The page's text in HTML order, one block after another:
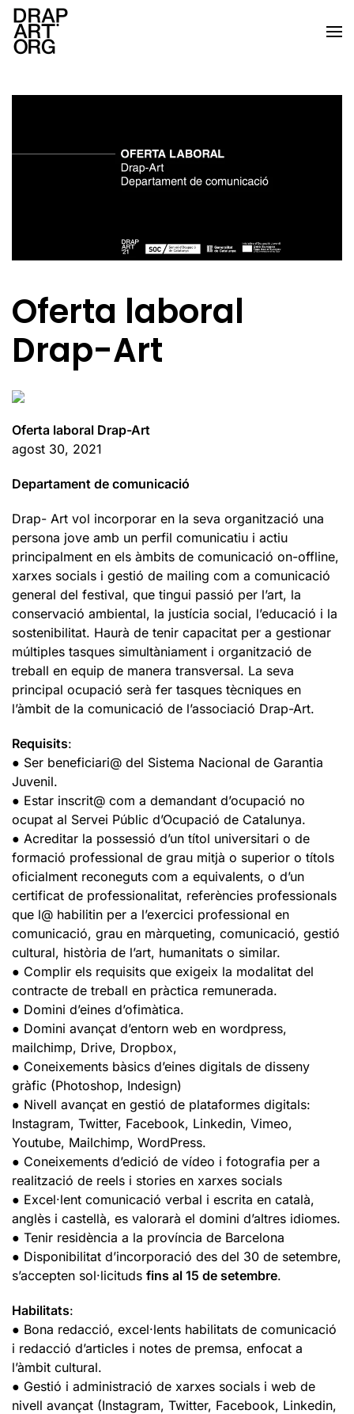
Ir al contenido principal
Oferta laboral
Drap-Art
Oferta laboral Drap-Art
agost 30, 2021
Departament de comunicació
Drap- Art vol incorporar en la seva organització una
persona jove amb un perfil comunicatiu i actiu
principalment en els àmbits de comunicació on-offline,
xarxes socials i gestió de mailing com a comunicació
general del festival, que tingui passió per l’art, la
conservació ambiental, la justícia social, l’educació i la
sostenibilitat. Haurà de tenir capacitat per a gestionar
múltiples tasques simultàniament i organització de
treball en equip de manera transversal. La seva
principal ocupació serà fer tasques tècniques en
l’àmbit de la comunicació de l’associació Drap-Art.
Requisits:
● Ser beneficiari@ del Sistema Nacional de Garantia
Juvenil.
● Estar inscrit@ com a demandant d’ocupació no
ocupat al Servei Públic d’Ocupació de Catalunya.
● Acreditar la possessió d’un títol universitari o de
formació professional de grau mitjà o superior o títols
oficialment reconeguts com a equivalents, o d’un
certificat de professionalitat, referències professionals
que l@ habilitin per a l’exercici professional en
comunicació, grau en màrqueting, comunicació, gestió
cultural, història de l’art, humanitats o similar.
● Complir els requisits que exigeix la modalitat del
contracte de treball en pràctica remunerada.
● Domini d’eines d’ofimàtica.
● Domini avançat d’entorn web en wordpress,
mailchimp, Drive, Dropbox,
● Coneixements bàsics d’eines digitals de disseny
gràfic (Photoshop, Indesign)
● Nivell avançat en gestió de plataformes digitals:
Instagram, Twitter, Facebook, Linkedin, Vimeo,
Youtube, Mailchimp, WordPress.
● Coneixements d’edició de vídeo i fotografia per a
realització de reels i stories en xarxes socials
● Excel·lent comunicació verbal i escrita en català,
anglès i castellà, es valorarà el domini d’altres idiomes.
● Tenir residència a la província de Barcelona
● Disponibilitat d’incorporació des del 30 de setembre,
s’accepten sol·licituds fins al 15 de setembre.
Habilitats:
● Bona redacció, excel·lents habilitats de comunicació
i redacció d’articles i notes de premsa, enfocat a
l’àmbit cultural.
● Gestió i administració de xarxes socials i web de
nivell avançat (Instagram, Twitter, Facebook, Linkedin,